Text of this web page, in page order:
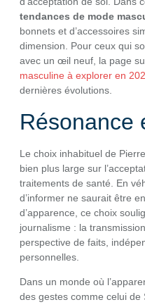
tendances de mode
bonnets et d’accessoires
dimension. Pour ceux qui
avec un œil neuf, la page
masculine à explorer en
dernières évolutions.
Résonance
Le choix inhabituel de
bien plus large sur
traitements de santé. En
d’informer ne saurait être
d’apparence, ce choix
journalisme : la
perspective de faits,
personnelles.
Dans un monde où
des gestes comme celui